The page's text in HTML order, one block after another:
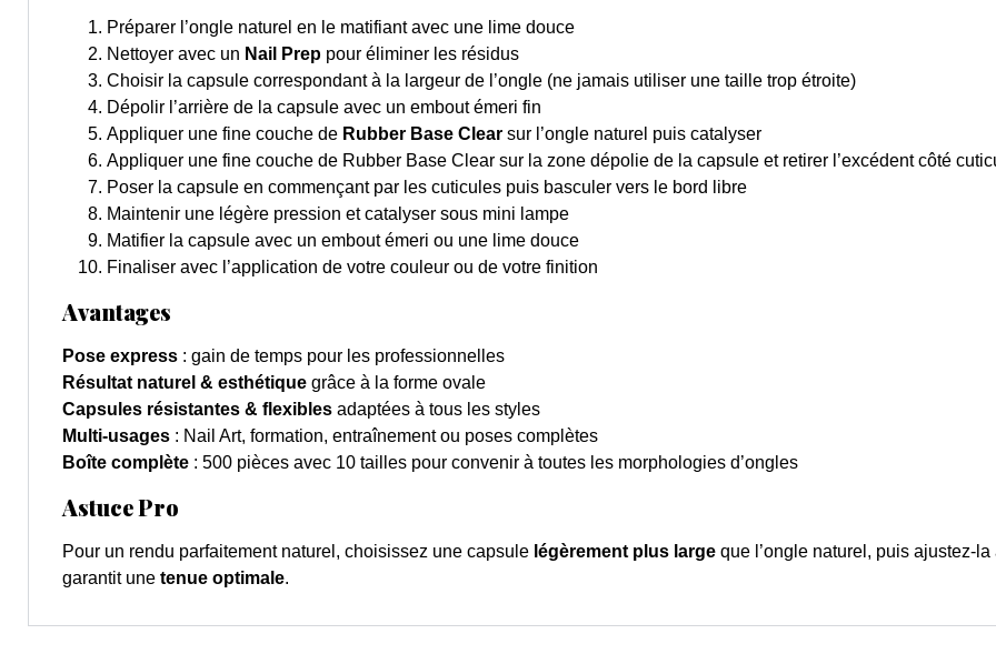
Préparer l’ongle naturel en le matifiant avec une lime douce
Nettoyer avec un Nail Prep pour éliminer les résidus
Choisir la capsule correspondant à la largeur de l’ongle (ne jamais utiliser une taille trop étroite)
Dépolir l’arrière de la capsule avec un embout émeri fin
Appliquer une fine couche de Rubber Base Clear sur l’ongle naturel puis catalyser
Appliquer une fine couche de Rubber Base Clear sur la zone dépolie de la capsule et retirer l’excédent côté
Poser la capsule en commençant par les cuticules puis basculer vers le bord libre
Maintenir une légère pression et catalyser sous mini lampe
Matifier la capsule avec un embout émeri ou une lime douce
Finaliser avec l’application de votre couleur ou de votre finition
Avantages
Pose express : gain de temps pour les professionnelles
Résultat naturel & esthétique grâce à la forme ovale
Capsules résistantes & flexibles adaptées à tous les styles
Multi-usages : Nail Art, formation, entraînement ou poses complètes
Boîte complète : 500 pièces avec 10 tailles pour convenir à toutes les morphologies d’ongles
Astuce Pro
Pour un rendu parfaitement naturel, choisissez une capsule légèrement plus large que l’ongle naturel, puis ajustez-
garantit une tenue optimale.